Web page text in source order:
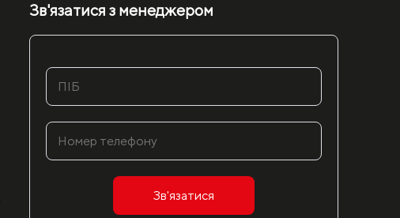
Зв'язатися з менеджером
Зв'язатися